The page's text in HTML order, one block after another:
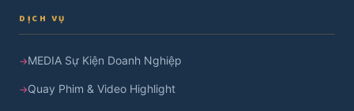
DỊCH VỤ
MEDIA Sự Kiện Doanh Nghiệp
Quay Phim & Video Highlight